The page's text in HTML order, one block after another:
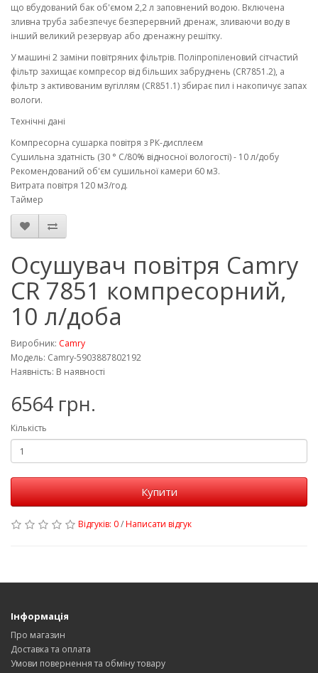
що вбудований бак об'ємом 2,2 л заповнений водою. Включена
зливна труба забезпечує безперервний дренаж, зливаючи воду в
інший великий резервуар або дренажну решітку.
У машині 2 заміни повітряних фільтрів. Поліпропіленовий сітчастий
фільтр захищає компресор від більших забруднень (CR7851.2), а
фільтр з активованим вугіллям (CR851.1) збирає пил і накопичує запах
вологи.
Технічні дані
Компресорна сушарка повітря з РК-дисплеєм
Сушильна здатність (30 ° C/80% відносної вологості) - 10 л/добу
Рекомендований об'єм сушильної камери 60 м3.
Витрата повітря 120 м3/год.
Таймер
Осушувач повітря Camry
CR 7851 компресорний,
10 л/доба
Виробник: Camry
Модель: Camry-5903887802192
Наявність: В наявності
6564 грн.
Кількість
Купити
Відгуків: 0/Написати відгук
Інформація
Про магазин
Доставка та оплата
Умови повернення та обміну товару